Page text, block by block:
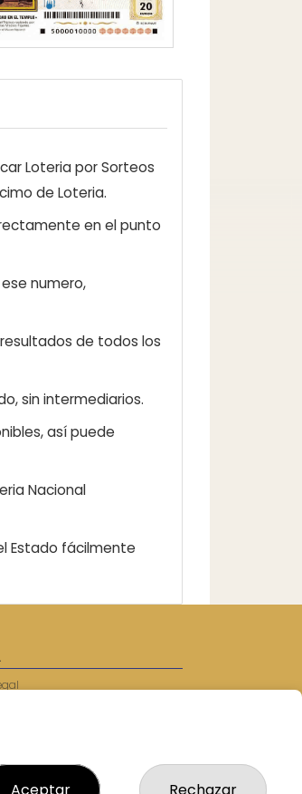
Loteria por Sorteos
de Loteria.
en el punto
numero,
de todos los
sin intermediarios.
así puede
Nacional
Estado fácilmente
Lotería Nacional
Solo mayores de